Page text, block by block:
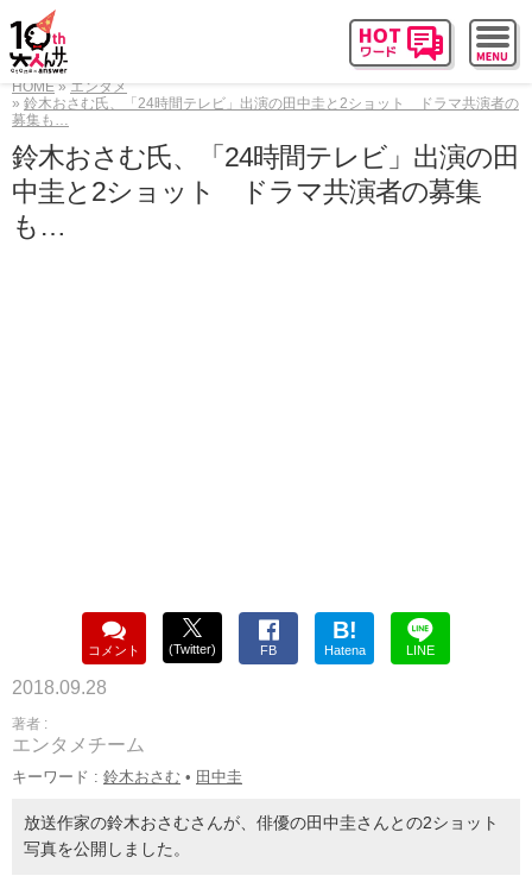
HOME
エンタメ
鈴木おさむ氏、「24時間テレビ」出演の田中圭と2ショット ドラマ共演者の
募集も…
鈴木おさむ氏、「24時間テレビ」出演の田
中圭と2ショット ドラマ共演者の募集
も…
コメント (Twitter) FB
B!
Hatena LINE
2018.09.28
著者 :
エンタメチーム
キーワード : 鈴木おさむ • 田中圭
放送作家の鈴木おさむさんが、俳優の田中圭さんとの2ショット
写真を公開しました。